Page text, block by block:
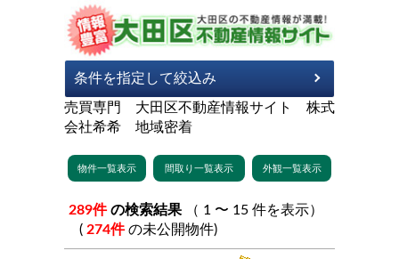
売買専門 大田区不動産情報サイト 株式
会社希希 地域密着
289件 の検索結果
( 274件 の未公開物件)